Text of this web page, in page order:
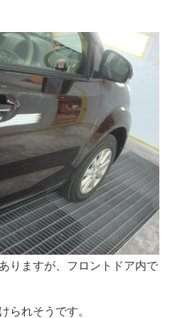
りますが、フロントドア内で
られそうです。